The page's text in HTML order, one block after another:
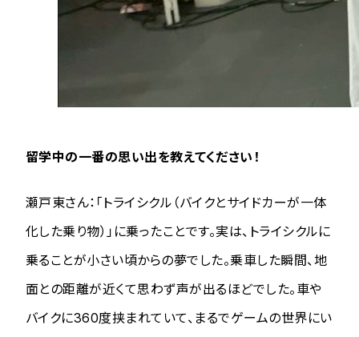
留学中の一番の思い出を教えてください！
瀬戸東さん：「トライシクル（バイクとサイドカーが一体
化した乗り物）」に乗ったことです。実は、トライシクルに
乗ることが小さい頃からの夢でした。乗車した瞬間、地
面との距離が近くて思わず声が出るほどでした。車や
バイクに360度挟まれていて、まるでゲームの世界にい